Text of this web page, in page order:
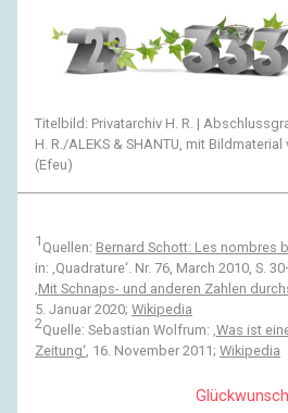
Titelbild: Privatarchiv H. R. |
H. R./ALEKS & SHANTU, mit
(Efeu)
1 Quellen: Bernard Schott: Les nombres
in: ‚Quadrature‘. Nr. 76, March 2010, S.
‚Mit Schnaps- und anderen Zahlen
5. Januar 2020; Wikipedia
2Quelle: Sebastian Wolfrum: ‚Was ist
Zeitung‘, 16. November 2011; Wikipedia